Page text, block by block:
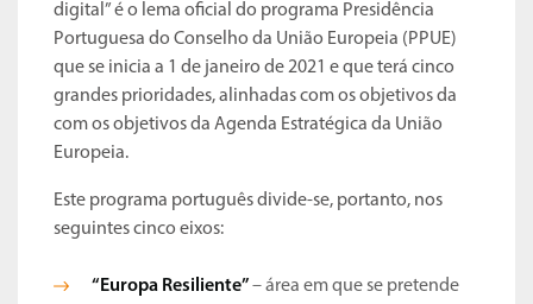
digital” é o lema oficial do programa Presidência
Portuguesa do Conselho da União Europeia (PPUE)
que se inicia a 1 de janeiro de 2021 e que terá cinco
grandes prioridades, alinhadas com os objetivos da
com os objetivos da Agenda Estratégica da União
Europeia.
Este programa português divide-se, portanto, nos
seguintes cinco eixos:
“Europa Resiliente”– área em que se pretende